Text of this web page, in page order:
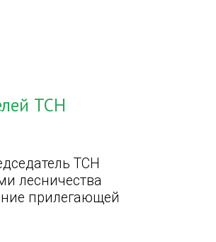
ТСН
ТСН
лесничества
прилегающей